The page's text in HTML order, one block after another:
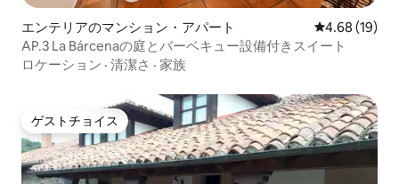
エンテリアのマンション・アパート レビュー19
4.68 (19)
AP.3 La Bárcenaの庭とバーベキュー設備付きスイート
ロケーション · 清潔さ · 家族
ゲストチョイス
ゲストチョイス